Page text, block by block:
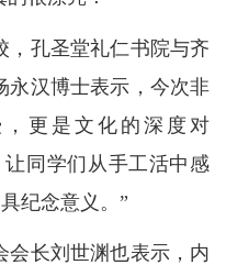
，孔圣堂礼仁书院与齐
永汉博士表示，今次非
更是文化的深度对
同学们从手工活中感
纪念意义。”
会长刘世渊也表示，内